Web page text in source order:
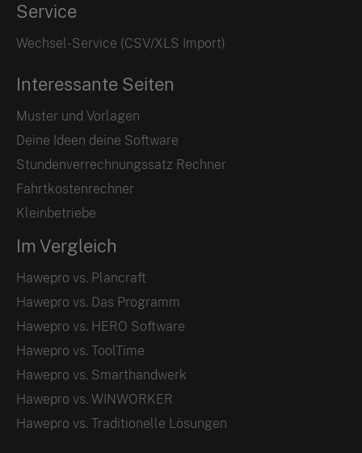
Service
Wechsel-Service (CSV/XLS Import)
Interessante Seiten
Muster und Vorlagen
Deine Ideen deine Software
Stundenverrechnungssatz Rechner
Fahrtkostenrechner
Kleinbetriebe
Im Vergleich
Hawepro vs. Plancraft
Hawepro vs. Das Programm
Hawepro vs. HERO Software
Hawepro vs. ToolTime
Hawepro vs. Smarthandwerk
Hawepro vs. WINWORKER
Hawepro vs. Traditionelle Lösungen